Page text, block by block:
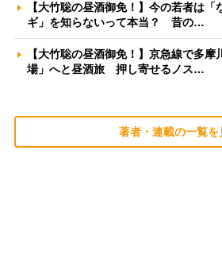
【大竹聡の昼酒御免！】今の若者は
ギ」を知らないって本当？ 昔の…
【大竹聡の昼酒御免！】京急線で多
場」へと昼酒旅 押し寄せるノス…
著者・連載の一覧を